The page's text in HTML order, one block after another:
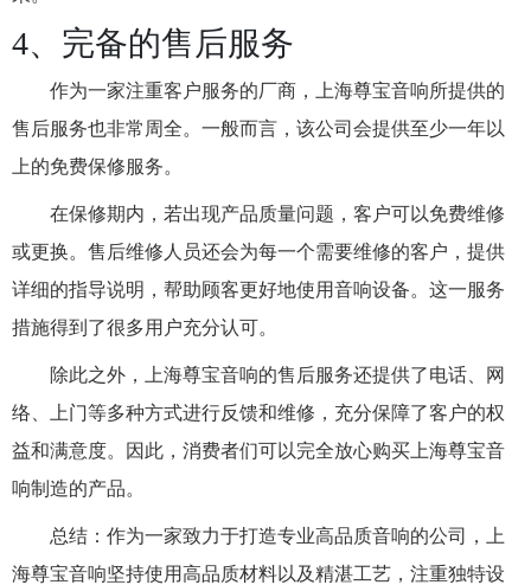
4、完备的售后服务
作为一家注重客户服务的厂商，上海尊宝音响所提供的
售后服务也非常周全。一般而言，该公司会提供至少一年以
上的免费保修服务。
在保修期内，若出现产品质量问题，客户可以免费维修
或更换。售后维修人员还会为每一个需要维修的客户，提供
详细的指导说明，帮助顾客更好地使用音响设备。这一服务
措施得到了很多用户充分认可。
除此之外，上海尊宝音响的售后服务还提供了电话、网
络、上门等多种方式进行反馈和维修，充分保障了客户的权
益和满意度。因此，消费者们可以完全放心购买上海尊宝音
响制造的产品。
总结：作为一家致力于打造专业高品质音响的公司，上
海尊宝音响坚持使用高品质材料以及精湛工艺，注重独特设